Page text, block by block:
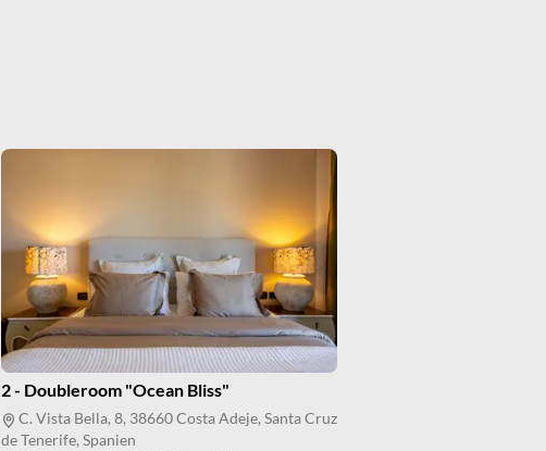
2 - Doubleroom "Ocean Bliss"
C. Vista Bella, 8, 38660 Costa Adeje, Santa Cruz
de Tenerife, Spanien